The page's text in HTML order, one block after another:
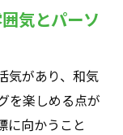
気とパーソ
気があり、和気
を楽しめる点が
に向かうこと